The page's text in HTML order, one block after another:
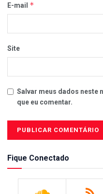
E-mail *
Site
Salvar meus dados neste
que eu comentar.
Fique Conectado